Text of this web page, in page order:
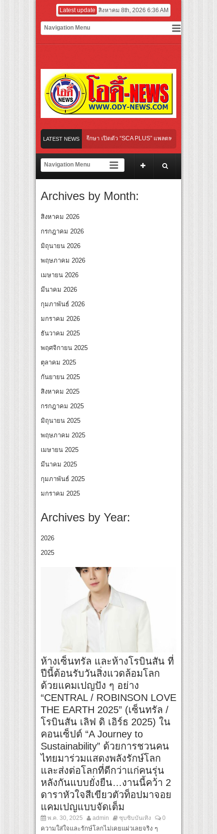
Latest update สิงหาคม 8th, 2026 6:36 AM
LATEST NEWS
ใหม่ในวงการการศึกษา เปิดตัว “SCA PLUS” แพลตฟอร์มการเรียนรู้ “Creative Arts
อดการลงทุนในธุรกิจการศึกษากว่า 100 ล้านบาท
างจาการ์ตา-กรุงเทพฯ เสริม Air Connectivity ดึงนักท่องเที่ยวคุณภาพจากอินโดนีเซี
เตรียมเดบิวต์ลงซีรีย์แนวตั้ง พร้อมเขย่าวงการบันเทิงยุคดิจิทัล
“Your Candy” พร้อมเสิร์ฟ MV สดใส ได้ “ต้าเหนิง” และ “ณิชา” ร่วมเติมสีสัน
ระแส ผิวโชกุ ผิวโชว์ได้ ตอบโจทย์คนรุ่นใหม่
ใหม่ในวงการการศึกษา เปิดตัว “SCA PLUS” แพลตฟอร์มการเรียนรู้ “Creative Arts
อดการลงทุนในธุรกิจการศึกษากว่า 100 ล้านบาท
Archives by Month:
สิงหาคม 2026
กรกฎาคม 2026
มิถุนายน 2026
พฤษภาคม 2026
เมษายน 2026
มีนาคม 2026
กุมภาพันธ์ 2026
มกราคม 2026
ธันวาคม 2025
พฤศจิกายน 2025
ตุลาคม 2025
กันยายน 2025
สิงหาคม 2025
กรกฎาคม 2025
มิถุนายน 2025
พฤษภาคม 2025
เมษายน 2025
มีนาคม 2025
กุมภาพันธ์ 2025
มกราคม 2025
Archives by Year:
2026
2025
ห้างเซ็นทรัล และห้างโรบินสัน ที่
ปีนี้ต้อนรับวันสิ่งแวดล้อมโลก
ด้วยแคมเปญปัง ๆ อย่าง
“CENTRAL / ROBINSON LOVE
THE EARTH 2025” (เซ็นทรัล /
โรบินสัน เลิฟ ดิ เอิร์ธ 2025) ใน
คอนเซ็ปต์ “A Journey to
Sustainability” ด้วยการชวนคน
ไทยมาร่วมแสดงพลังรักษ์โลก
และส่งต่อโลกที่ดีกว่าแก่คนรุ่น
หลังกันแบบยั่งยืน…งานนี้คว้า 2
ดาราหัวใจสีเขียวตัวท็อปมาจอย
แคมเปญแบบจัดเต็ม
พ.ค. 30, 2025 admin ซุบซิบบันเทิง 0
ความใส่ใจและรักษ์โลกไม่เคยแผ่วเลยจริง ๆ